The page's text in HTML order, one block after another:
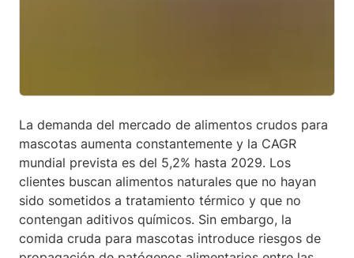
La demanda del mercado de alimentos crudos para
mascotas aumenta constantemente y la CAGR
mundial prevista es del 5,2% hasta 2029. Los
clientes buscan alimentos naturales que no hayan
sido sometidos a tratamiento térmico y que no
contengan aditivos químicos. Sin embargo, la
comida cruda para mascotas introduce riesgos de